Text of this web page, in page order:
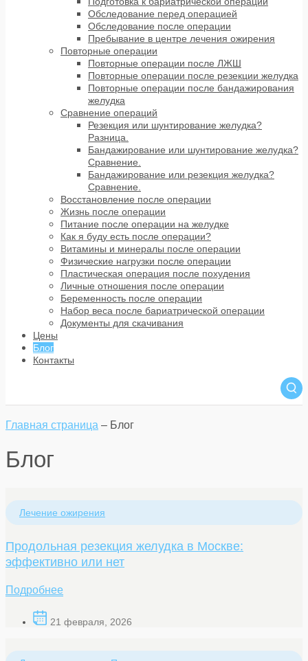
Обследование перед операцией
Обследование после операции
Пребывание в центре лечения ожирения
Повторные операции
Повторные операции после ЛЖШ
Повторные операции после резекции желудка
Повторные операции после бандажирования
желудка
Сравнение операций
Резекция или шунтирование желудка?
Разница.
Бандажирование или шунтирование желудка?
Сравнение.
Бандажирование или резекция желудка?
Сравнение.
Восстановление после операции
Жизнь после операции
Питание после операции на желудке
Как я буду есть после операции?
Витамины и минералы после операции
Физические нагрузки после операции
Пластическая операция после похудения
Личные отношения после операции
Беременность после операции
Набор веса после бариатрической операции
Документы для скачивания
Цены
Блог
Контакты
Главная страница – Блог
Блог
Лечение ожирения
Продольная резекция желудка в Москве:
эффективно или нет
Подробнее
21 февраля, 2026